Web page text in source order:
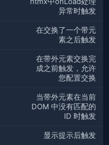
异常时触发
在交换了一个带元
素之后触发
在带外元素交换完
成之前触发，允许
您配置交换
当带外元素在当前
DOM 中没有匹配的
ID 时触发
显示提示后触发